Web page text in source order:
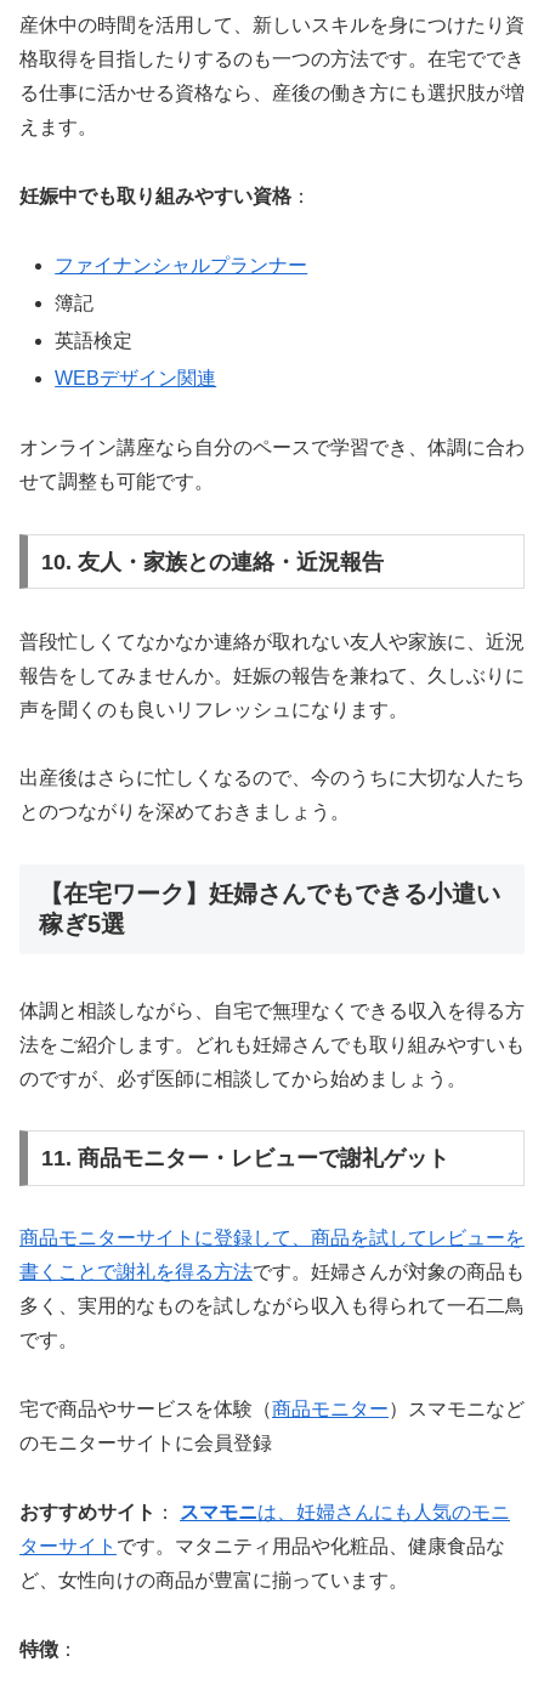
産休中の時間を活用して、新しいスキルを身につけたり資
格取得を目指したりするのも一つの方法です。在宅ででき
る仕事に活かせる資格なら、産後の働き方にも選択肢が増
えます。
妊娠中でも取り組みやすい資格 ：
ファイナンシャルプランナー
簿記
英語検定
WEBデザイン関連
オンライン講座なら自分のペースで学習でき、体調に合わ
せて調整も可能です。
10. 友人・家族との連絡・近況報告
普段忙しくてなかなか連絡が取れない友人や家族に、近況
報告をしてみませんか。妊娠の報告を兼ねて、久しぶりに
声を聞くのも良いリフレッシュになります。
出産後はさらに忙しくなるので、今のうちに大切な人たち
とのつながりを深めておきましょう。
【在宅ワーク】妊婦さんでもできる小遣い
稼ぎ5選
体調と相談しながら、自宅で無理なくできる収入を得る方
法をご紹介します。どれも妊婦さんでも取り組みやすいも
のですが、必ず医師に相談してから始めましょう。
11. 商品モニター・レビューで謝礼ゲット
商品モニターサイトに登録して、商品を試してレビューを
書くことで謝礼を得る方法です。妊婦さんが対象の商品も
多く、実用的なものを試しながら収入も得られて一石二鳥
です。
宅で商品やサービスを体験（商品モニター）スマモニなど
のモニターサイトに会員登録
おすすめサイト ： スマモニは、妊婦さんにも人気のモニ
ターサイト です。マタニティ用品や化粧品、健康食品な
ど、女性向けの商品が豊富に揃っています。
特徴 ：